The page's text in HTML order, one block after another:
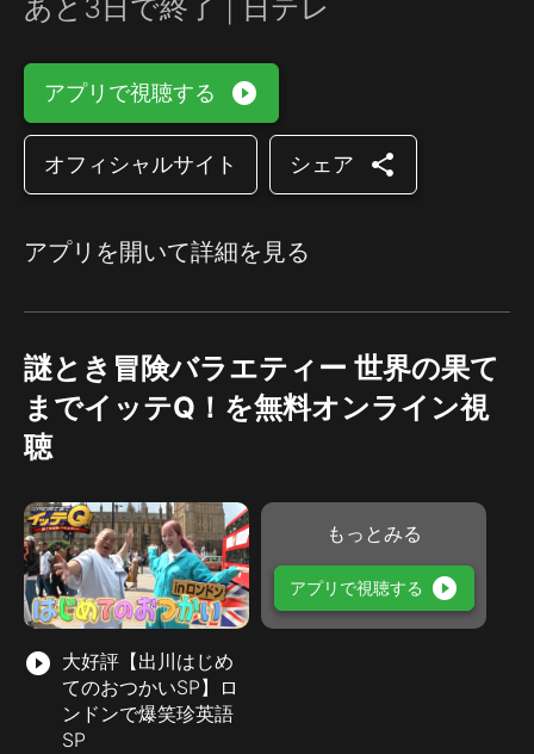
あと3日で終了 | 日テレ
アプリで視聴する play_circle_filled
オフィシャルサイト シェア share
アプリを開いて詳細を見る
謎とき冒険バラエティー 世界の果て
までイッテQ！を無料オンライン視
聴
play_circle_filled 大好評【出川はじめ
てのおつかいSP】ロ
ンドンで爆笑珍英語
SP
もっとみる
アプリで視聴する play_circle_filled